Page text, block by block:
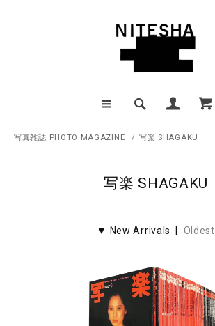
写真雑誌 PHOTO MAGAZINE / 写楽 SHAGAKU
写楽 SHAGAKU
▼ New Arrivals | Oldest